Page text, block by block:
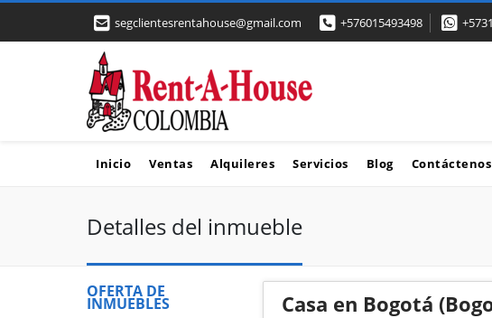
segclientesrentahouse@gmail.com +576015493498
Inicio Ventas Alquileres Servicios Blog Contáctenos
Detalles del inmueble
OFERTA DE
INMUEBLES Casa en Bogotá